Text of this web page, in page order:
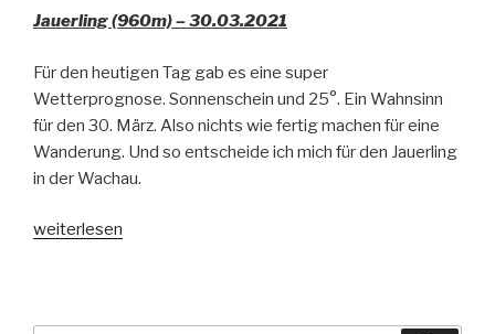
Jauerling (960m) – 30.03.2021
Für den heutigen Tag gab es eine super
Wetterprognose. Sonnenschein und 25°. Ein Wahnsinn
für den 30. März. Also nichts wie fertig machen für eine
Wanderung. Und so entscheide ich mich für den Jauerling
in der Wachau.
„Jauerling“
weiterlesen